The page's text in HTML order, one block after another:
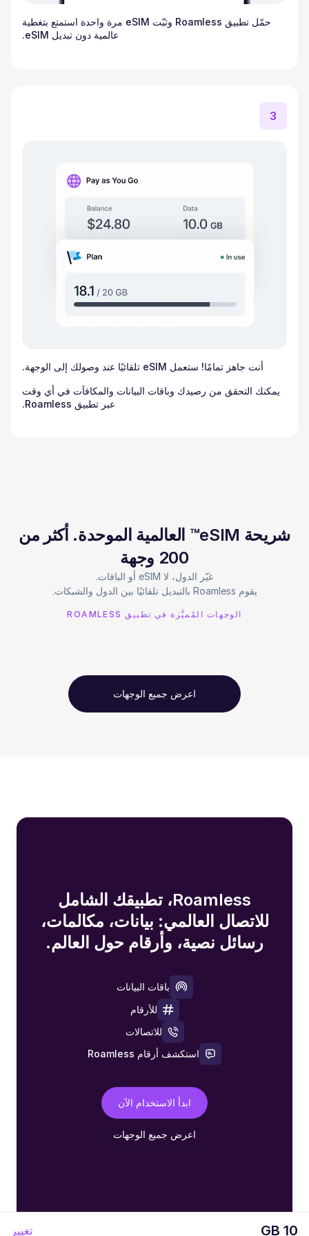
10 GB تغيير
حمّل تطبيق Roamless وثبّت eSIM مرة واحدة استمتع بتغطية
عالمية دون تبديل eSIM.
3
أنت جاهز تمامًا! ستعمل eSIM تلقائيًا عند وصولك إلى الوجهة.
يمكنك التحقق من رصيدك وباقات البيانات والمكافآت في أي وقت
عبر تطبيق Roamless.
شريحة eSIM™ العالمية الموحدة. أكثر من
200 وجهة
يقوم Roamless بالتبديل تلقائيًا بين الدول والشبكات.
الوجهات المُميَّزة في تطبيق ROAMLESS
اعرض جميع الوجهات
Roamless، تطبيقك الشامل
للاتصال العالمي: بيانات، مكالمات،
رسائل نصية، وأرقام حول العالم.
باقات البيانات
للأرقام
للاتصالات
استكشف أرقام Roamless
ابدأ الاستخدام الآن
اعرض جميع الوجهات